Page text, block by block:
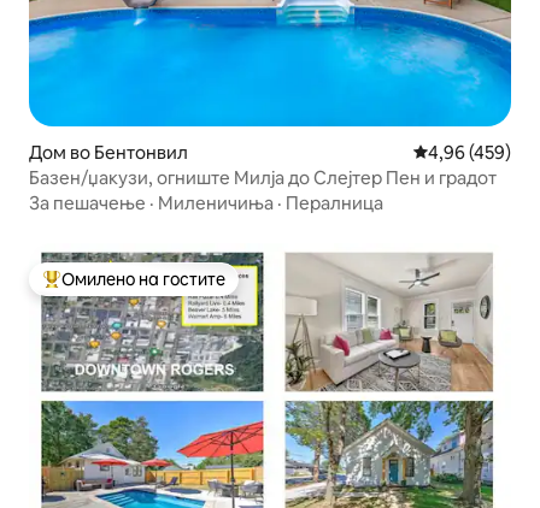
Дом во Бентонвил Просечна
4,96 (459)
Базен/џакузи, огниште Милја до Слејтер Пен и градот
За пешачење · Миленичиња · Пералница
Меѓу најуспешните „Омилени на гостите“
Омилено на гостите